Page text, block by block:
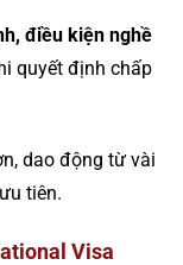
điều kiện nghề
quyết định chấp
dao động từ vài
tiên.
Visa